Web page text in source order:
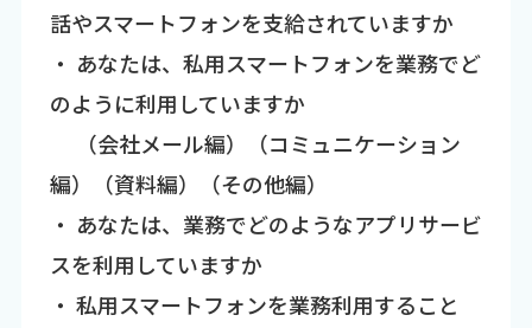
話やスマートフォンを支給されていますか
・ あなたは、私用スマートフォンを業務でど
のように利用していますか
（会社メール編）（コミュニケーション
編）（資料編）（その他編）
・ あなたは、業務でどのようなアプリサービ
スを利用していますか
・ 私用スマートフォンを業務利用すること